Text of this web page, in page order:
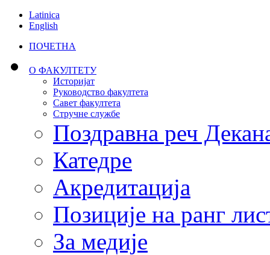
Latinica
English
ПОЧЕТНА
О ФАКУЛТЕТУ
Историјат
Руководство факултета
Савет факултета
Стручне службе
Поздравна реч
Катедре
Акредитација
Позиције на ранг
За медије